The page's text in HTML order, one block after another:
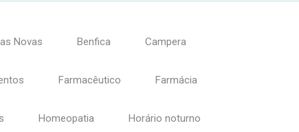
Novas Benfica Campera
Farmacêutico Farmácia
Homeopatia Horário noturno